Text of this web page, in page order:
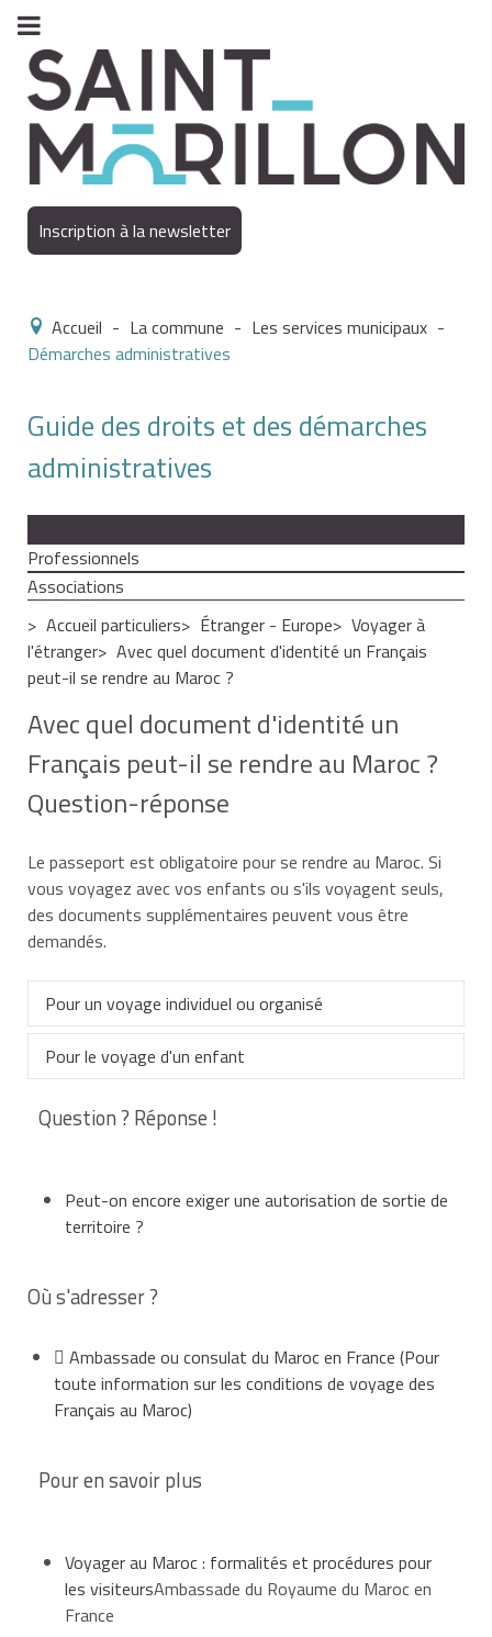
Inscription à la newsletter
Accueil - La commune - Les services municipaux -
Démarches administratives
Guide des droits et des démarches
administratives
Professionnels
Associations
Accueil particuliers
Étranger - Europe
Voyager à
l'étranger
Avec quel document d'identité un Français
peut-il se rendre au Maroc ?
Avec quel document d'identité un
Français peut-il se rendre au Maroc ?
Question-réponse
Le passeport est obligatoire pour se rendre au Maroc. Si
vous voyagez avec vos enfants ou s'ils voyagent seuls,
des documents supplémentaires peuvent vous être
demandés.
Pour un voyage individuel ou organisé
Vous devez posséder unpasseport en cours de
validité, valable au minimum jusqu'à la fin de votre
séjour.
Pour le voyage d'un enfant
Votre enfant doit voyager avec son passeport en
Des documents supplémentaires peuvent vous être
Il vous est recommandé de prendre avec vous l'acte
de votre enfant ou votre livret de famille.
En fonction de votre situation familiale, munissez-
avec votre enfant, les autorités peuvent vous
réclamer une autorisation de votre époux,
Question ? Réponse !
Peut-on encore exiger une autorisation de sortie de
territoire ?
Où s'adresser ?
Ambassade ou consulat du Maroc en France (Pour
toute information sur les conditions de voyage des
Français au Maroc)
Pour en savoir plus
Voyager au Maroc : formalités et procédures pour
les visiteursAmbassade du Royaume du Maroc en
France